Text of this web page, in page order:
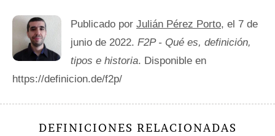
Publicado por Julián Pérez Porto, el 7 de
junio de 2022. F2P - Qué es, definición,
tipos e historia. Disponible en
https://definicion.de/f2p/
DEFINICIONES RELACIONADAS